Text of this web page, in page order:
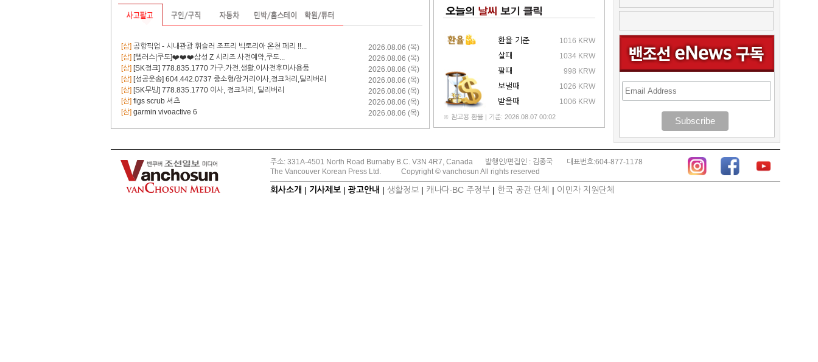
[삼] 공항픽업 - 시내관광 휘슬러 조프리 빅토리아 온천 페리 !!...
2026.08.06 (목)
[삼] [텔러스|쿠도]❤️❤️❤️삼성 Z 시리즈 사전예약,쿠도...
2026.08.06 (목)
[삼] [SK정크] 778.835.1770 가구.가전.생활.이사전후미사용품
2026.08.06 (목)
[삼] [성공운송] 604.442.0737 중소형/장거리이사,정크처리,딜리버리
2026.08.06 (목)
[삼] [SK무빙] 778.835.1770 이사, 정크처리, 딜리버리
2026.08.06 (목)
[삼] figs scrub 셔츠
2026.08.06 (목)
[삼] garmin vivoactive 6 2026.08.06 (목)
환율 기준 1016 KRW
살때 1034 KRW
팔때 998 KRW
보낼때 1026 KRW
받을때 1006 KRW
※ 참고용 환율 | 기준: 2026.08.07 00:02
주소: 331A-4501 North Road Burnaby B.C. V3N 4R7, Canada 발행인/편집인 : 김종국
대표번호:604-877-1178
The Vancouver Korean Press Ltd.
Copyright © vanchosun All rights reserved
회사소개 | 기사제보| 광고안내 | 생활정보| 캐나다∙BC 주정부| 한국 공관 단체 | 이민자 지원단체